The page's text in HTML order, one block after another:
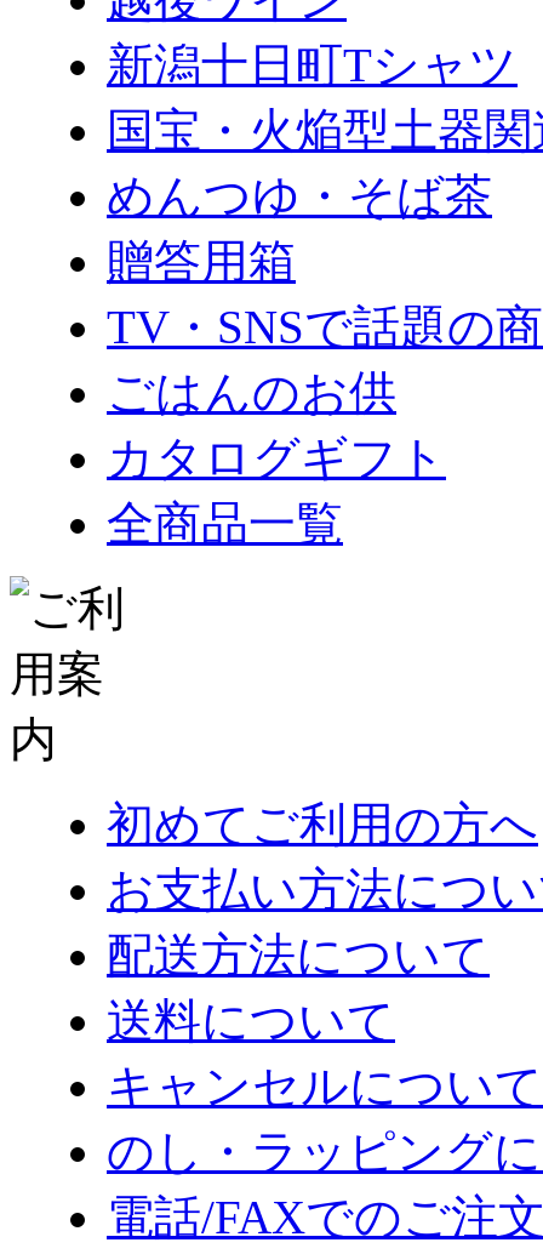
新潟十日町Tシャツ
国宝・火焔型土器
めんつゆ・そば茶
贈答用箱
TV・SNSで話題の
ごはんのお供
カタログギフト
全商品一覧
初めてご利用の方へ
お支払い方法につ
配送方法について
送料について
キャンセルについて
のし・ラッピング
電話/FAXでのご注